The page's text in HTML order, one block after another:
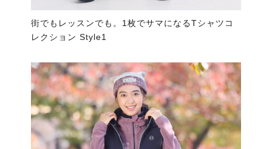
街でもレッスンでも。1枚でサマになるTシャツコ
レクション Style1